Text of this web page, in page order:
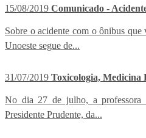
15/08/2019 Comunicado -
Sobre o acidente com o ônibus que
Unoeste segue de...
31/07/2019 Toxicologia, Medicina
No dia 27 de julho, a professora
Presidente Prudente, da...